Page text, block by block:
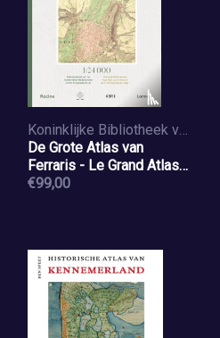
Koninklijke Bibliotheek van België
De Grote Atlas van
Ferraris - Le Grand Atlas
de Ferraris
€99,00